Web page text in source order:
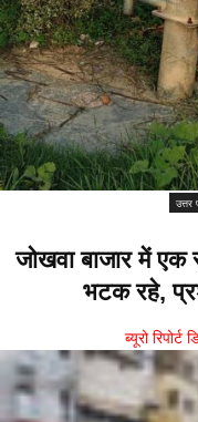
जोखवा बाजार में एक
भटक रहे,
ब्यूरो